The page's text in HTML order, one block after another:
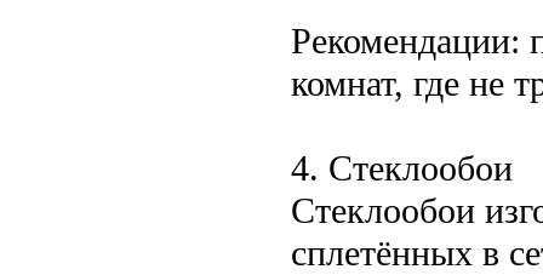
Рекомендации:
комнат, где не
4. Стеклообои
Стеклообои
сплетённых в